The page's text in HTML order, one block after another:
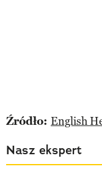
Źródło: English
Nasz ekspert